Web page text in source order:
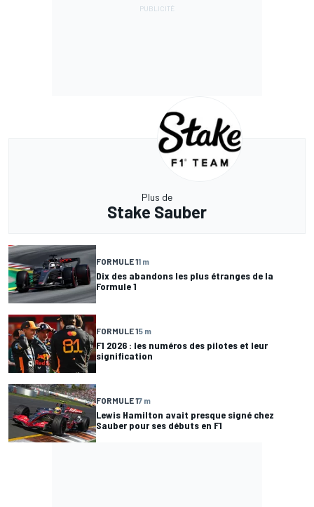
Plus de
Stake Sauber
FORMULE 11 m
Dix des abandons les plus étranges de la
Formule 1
FORMULE 15 m
F1 2026 : les numéros des pilotes et leur
signification
FORMULE 17 m
Lewis Hamilton avait presque signé chez
Sauber pour ses débuts en F1